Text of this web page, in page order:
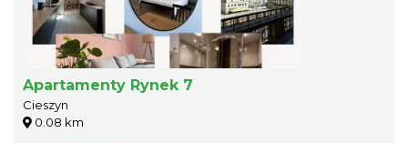
Apartamenty Rynek 7
Cieszyn
0.08 km